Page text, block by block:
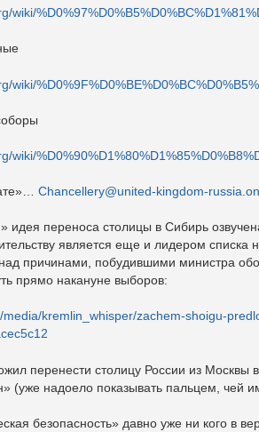
wiki/
wiki/
wiki/
Chancellery@united-kingdom-
идея переноса столицы в Сибирь
является еще и лидером
причинами, побудившими министра
прямо накануне выборов:
kremlin_whisper/zachem-shoigu-
перенести столицу России из Москвы
(уже надоело показывать пальцем, чей
безопасность» давно уже ни кого в